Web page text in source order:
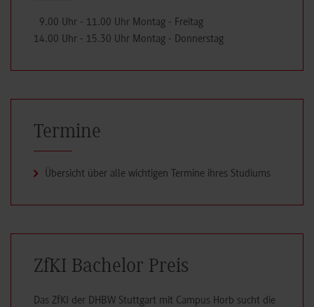
9.00 Uhr - 11.00 Uhr Montag - Freitag
14.00 Uhr - 15.30 Uhr Montag - Donnerstag
Termine
Übersicht über alle wichtigen Termine ihres Studiums
ZfKI Bachelor Preis
Das ZfKI der DHBW Stuttgart mit Campus Horb sucht die